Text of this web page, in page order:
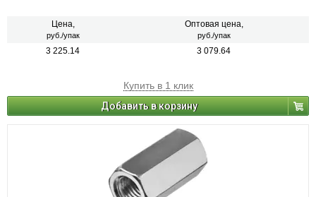
Цена,
руб./упак
Оптовая цена,
руб./упак
3 225.14 3 079.64
Купить в 1 клик
Добавить в корзину